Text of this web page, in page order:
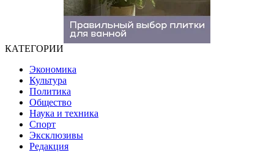
КАТЕГОРИИ
Экономика
Культура
Политика
Общество
Наука и техника
Спорт
Эксклюзивы
Редакция